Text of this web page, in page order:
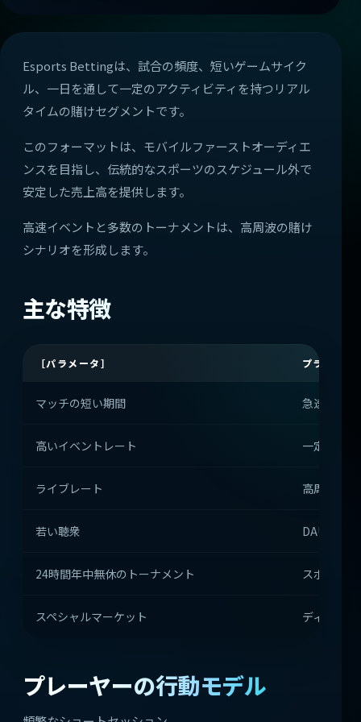
Esports Bettingは、試合の頻度、短いゲームサイク
ル、一日を通して一定のアクティビティを持つリアル
タイムの賭けセグメントです。
このフォーマットは、モバイルファーストオーディエ
ンスを目指し、伝統的なスポーツのスケジュール外で
安定した売上高を提供します。
高速イベントと多数のトーナメントは、高周波の賭け
シナリオを形成します。
主な特徴
［パラメータ］ プラットフ
マッチの短い期間 急速な率
高いイベントレート 一定のア
ライブレート 高周波ス
若い聴衆 DAUの成長
24時間年中無休のトーナメント スポーツ
スペシャルマーケット ディープラ
プレーヤーの行動モデル